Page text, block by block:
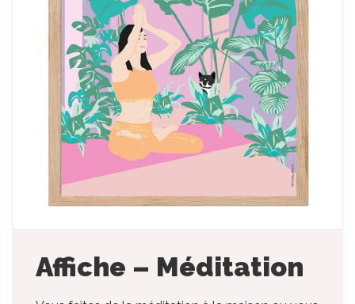
Affiche – Méditation